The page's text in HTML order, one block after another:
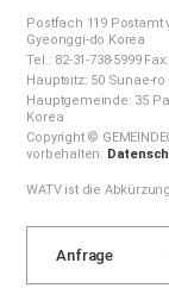
Postfach 119
Gyeonggi-do Korea
Tel.: 82-31-738-5999
Hauptsitz: 50 Sunae-
Hauptgemeinde: 35
Korea
Copyright ©
vorbehalten.
WATV ist die
Anfrage